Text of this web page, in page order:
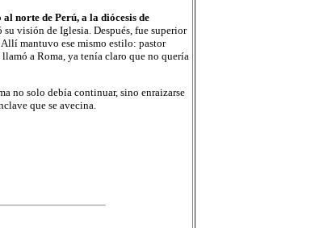
norte de Perú, a la diócesis de
visión de Iglesia. Después, fue superior
mantuvo ese mismo estilo: pastor
a Roma, ya tenía claro que no quería
no solo debía continuar, sino enraizarse
que se avecina.